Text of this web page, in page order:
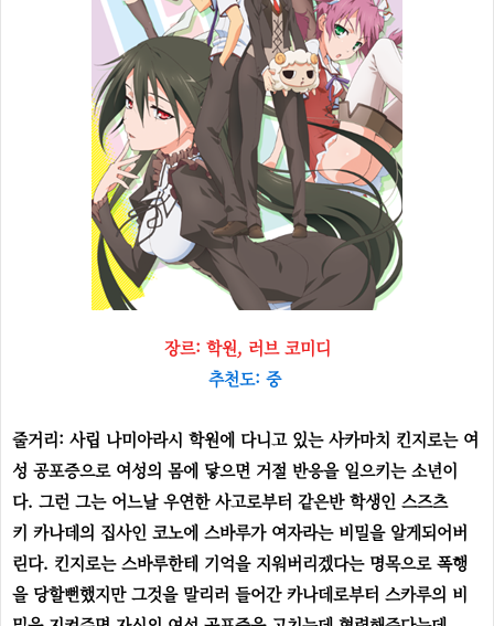
장르: 학원, 러브 코미디
추천도: 중
줄거리: 사립 나미아라시 학원에 다니고 있는 사카마치 킨지로는 여
성 공포증으로 여성의 몸에 닿으면 거절 반응을 일으키는 소년이
다. 그런 그는 어느날 우연한 사고로부터 같은반 학생인 스즈츠
키 카나데의 집사인 코노에 스바루가 여자라는 비밀을 알게되어버
린다. 킨지로는 스바루한테 기억을 지워버리겠다는 명목으로 폭행
을 당할뻔했지만 그것을 말리러 들어간 카나데로부터 스카루의 비